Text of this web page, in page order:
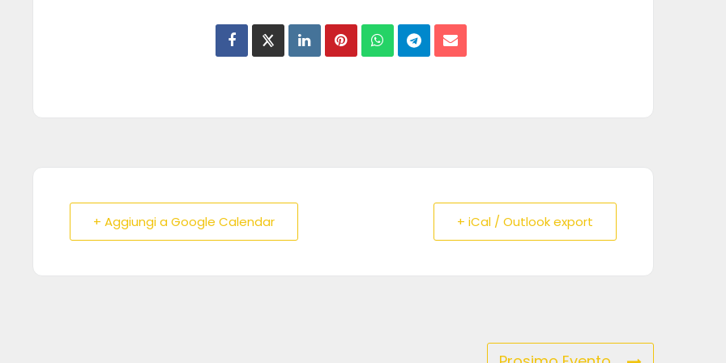
+ Aggiungi a Google Calendar + iCal / Outlook export